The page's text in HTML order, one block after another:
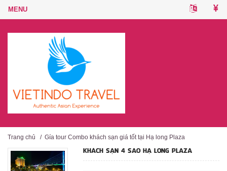
Trang chủ / Gía tour Combo khách sạn giá tốt tại Hạ long Plaza
KHÁCH SẠN 4 SAO HẠ LONG PLAZA